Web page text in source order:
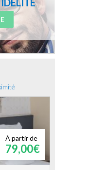
À partir de
79,00€